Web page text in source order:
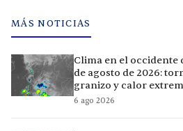
MÁS NOTICIAS
Clima en el occidente
de agosto de 2026:
granizo y calor
6 ago 2026